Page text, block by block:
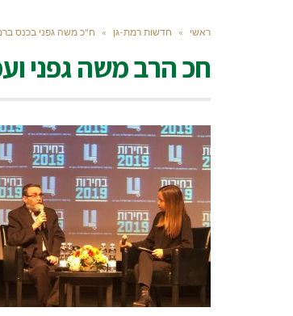
ראשי » חדשות רמת-גן » ח"כ משה גפני בכנס
חכ הרב משה גפני